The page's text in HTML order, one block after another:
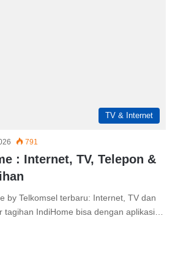
TV & Internet
791
: Internet, TV, Telepon &
by Telkomsel terbaru: Internet, TV dan
tagihan IndiHome bisa dengan aplikasi…